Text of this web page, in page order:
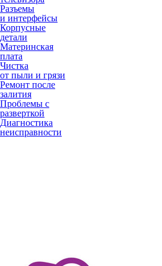
Разъемы
и интерфейсы
Корпусные
детали
Материнская
плата
Чистка
от пыли и грязи
Ремонт после
залития
Проблемы с
разверткой
Диагностика
неисправности